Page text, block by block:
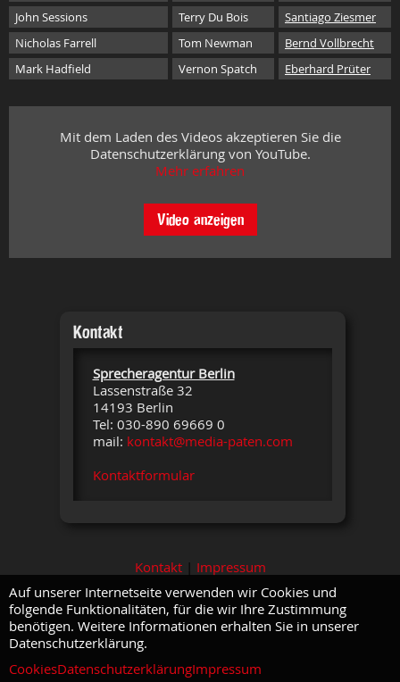
John Sessions
Terry Du Bois
Santiago Ziesmer
Nicholas Farrell
Tom Newman
Bernd Vollbrecht
Mark Hadfield
Vernon Spatch Eberhard Prüter
Mit dem Laden des Videos akzeptieren Sie die
Datenschutzerklärung von YouTube.
Mehr erfahren
Video anzeigen
Kontakt
Sprecheragentur Berlin
Lassenstraße 32
14193 Berlin
Tel: 030-890 69669 0
mail: kontakt@media-paten.com
Kontaktformular
Kontakt| Impressum
Auf unserer Internetseite verwenden wir Cookies und
folgende Funktionalitäten, für die wir Ihre Zustimmung
benötigen. Weitere Informationen erhalten Sie in unserer
Datenschutzerklärung.
CookiesDatenschutzerklärungImpressum